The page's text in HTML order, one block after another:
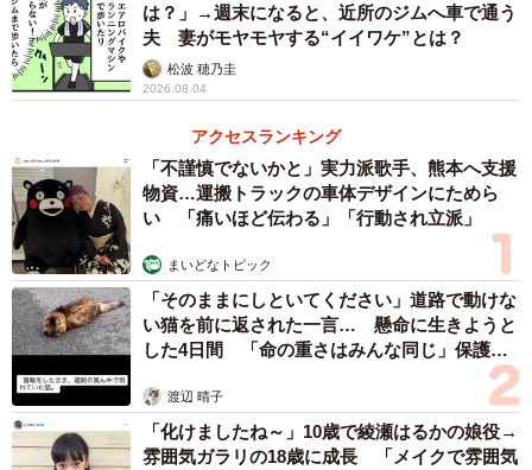
は？」→週末になると、近所のジムへ車で通う
夫 妻がモヤモヤする“イイワケ”とは？
松波 穂乃圭
2026.08.04
アクセスランキング
「不謹慎でないかと」実力派歌手、熊本へ支援
物資…運搬トラックの車体デザインにためら
い 「痛いほど伝わる」「行動され立派」
まいどなトピック
「そのままにしといてください」道路で動けな
い猫を前に返された一言… 懸命に生きようと
した4日間 「命の重さはみんな同じ」保護団
渡辺 晴子
「化けましたね～」10歳で綾瀬はるかの娘役→
雰囲気ガラリの18歳に成長 「メイクで雰囲気